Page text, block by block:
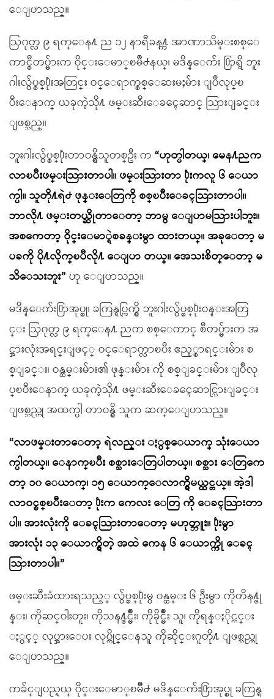
ေျပာသည္။
ဩဂုတ္လ ၉ ရက္ေန႔ ည ၁၂ နာရီခန႔္က အာဏာသိမ္းစစ္ေ
ကာင္စီတပ္မ်ားက ဝိုင္းေမာ္ၿမိဳ႕နယ္၊ မဒိန္ေက်း ႐ြာရွိ ဘူး
ဂါးလွ်ပ္စစ္႐ုံးအတြင္း ဝင္ေရာက္စစ္ေဆးမႈမ်ား ျပဳလုပ္ၿ
ပီးေနာက္ ယခုကဲ့သို႔ ဖမ္းဆီးေခၚေဆာင္ သြားျခင္း
ျဖစ္သည္။
ဘူးဂါးလွ်ပ္စစ္႐ုံးတာဝန္ရွိသူတစ္ဦး က “ဟုတ္ပါတယ္၊ မေန႔ညက
လာၿပီးဖမ္းသြားတာပါ။ ဖမ္းသြားတာ ႐ုံးကလူ ၆ ေယာ
က္ပါ။ သူတို႔ရဲ႕ ဖုန္းေတြကို စစ္ၿပီးေခၚသြားတာပါ။
ဘာလို႔ ဖမ္းတယ္ဆိုတာေတာ့ ဘာမွ ေျပာမသြားပါဘူး။
အစကေတာ့ ဝိုင္းေမာ္ရဲစခန္းမွာ ထားတယ္။ အခုေတာ့ မ
ပခကို ပို႔လိုက္ၿပီလို႔ ေျပာ တယ္။ အေသးစိတ္ေတာ့ မ
သိေသးဘူး” ဟု ေျပာသည္။
မဒိန္ေက်း႐ြာအုပ္စု၊ ခကြန္ရပ္ကြက္ရွိ ဘူးဂါးလွ်ပ္စစ္႐ုံးဝန္းအတြ
င္း ဩဂုတ္လ ၉ ရက္ေန႔ ညက စစ္ေကာင္ စီတပ္မ်ားက အ
င္အားလုံးအရင္းျဖင့္ ဝင္ေရာက္လာၿပီး ဧည့္စာရင္းမ်ား စ
စ္ျခင္း၊ ဝန္ထမ္းမ်ား၏ ဖုန္းမ်ား ကို စစ္ျခင္းမ်ား ျပဳလု
ပ္ၿပီးေနာက္ ယခုကဲ့သို႔ ဖမ္းဆီးေခၚေဆာင္သြားျခင္း
ျဖစ္သည္ဟု အထက္ပါ တာဝန္ရွိ သူက ဆက္ေျပာသည္။
“လာဖမ္းတာေတာ့ ရဲလည္း ႏွစ္ေယာက္ သုံးေယာ
က္ပါတယ္။ ေနာက္ၿပီး စစ္သားေတြပါတယ္။ စစ္သား ေတြကေ
တာ့ ၁၀ ေယာက္၊ ၁၅ ေယာက္ေလာက္ရွိမယ္ထင္တယ္။ အဲ့ဒါ
လာဝင္စစ္ၿပီးေတာ့ ႐ုံးက ကေလး ေတြ ကို ေခၚသြားတာ
ပါ။ အားလုံးကို ေခၚသြားတာေတာ့ မဟုတ္ဘူး။ ႐ုံးမွာ
အားလုံး ၁၃ ေယာက္ရွိတဲ့ အထဲ ကေန ၆ ေယာက္ကို ေခၚ
သြားတာပါ။”
ဖမ္းဆီးခံထားရသည့္ လွ်ပ္စစ္႐ုံးမွ ဝန္ထမ္း ၆ ဦးမွာ ကိုတိန႔္ဇု
န္း၊ ကိုဆင္ဝါးတူး၊ ကိုသန႔္ဇင္မ်ိဳး၊ ကိုခိုင္မ်ိဳး သူ၊ ကိုရန္ႏိုင္လင္း
ႏွင့္ လုပ္အားေပး လုပ္ကိုင္ေနသူ ကိုဆိုင္းဂူတို႔ ျဖစ္သည္ဟု
ေျပာသည္။
ကခ်င္ျပည္နယ္ ဝိုင္းေမာ္ၿမိဳ႕ မဒိန္ေက်း႐ြာအုပ္စု ခကြန္ရ